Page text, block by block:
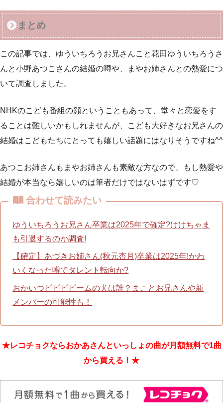
まとめ
この記事では、ゆういちろうお兄さんこと花田ゆういちろうさ
んと小野あつこさんの結婚の噂や、まやお姉さんとの熱愛につ
いて調査しました。
NHKのこども番組の顔ということもあって、堂々と恋愛をす
ることは難しいかもしれませんが、こども大好きなお兄さんの
結婚はこどもたちにとっても嬉しい話題にはなりそうですね^^
あつこお姉さんもまやお姉さんも素敵な方なので、もし熱愛や
結婚が本当なら嬉しいのは筆者だけではないはずです♡
合わせて読みたい
ゆういちろうお兄さん卒業は2025年で確定?けけちゃま
も引退するのか調査!
【確定】あづきお姉さん(秋元杏月)卒業は2025年!かわ
いくなった噂でタレント転向か?
おかいつビビビビームの犬は誰？まことお兄さんや新
メンバーの可能性も！
★レコチョクならおかあさんといっしょの曲が月額無料で1曲
から買える！★